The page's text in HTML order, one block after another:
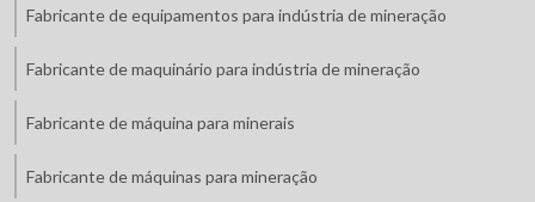
Fabricante de equipamentos para indústria de mineração
Fabricante de maquinário para indústria de mineração
Fabricante de máquina para minerais
Fabricante de máquinas para mineração